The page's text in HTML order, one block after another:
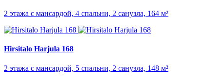
2 этажа с мансардой, 4 спальни, 2 санузла, 164 м²
Hirsitalo Harjula 168
2 этажа с мансардой, 5 спальни, 2 санузла, 148 м²